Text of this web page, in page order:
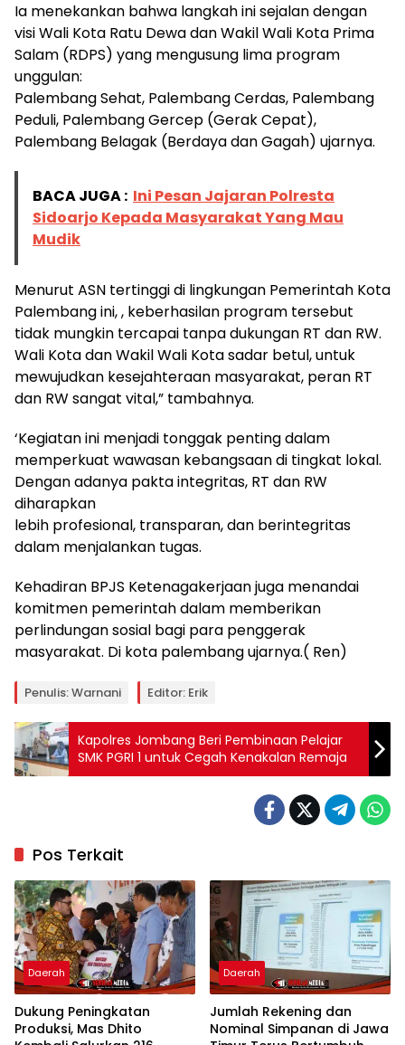
Ia menekankan bahwa langkah ini sejalan dengan
visi Wali Kota Ratu Dewa dan Wakil Wali Kota Prima
Salam (RDPS) yang mengusung lima program
unggulan:
Palembang Sehat, Palembang Cerdas, Palembang
Peduli, Palembang Gercep (Gerak Cepat),
Palembang Belagak (Berdaya dan Gagah) ujarnya.
BACA JUGA : Ini Pesan Jajaran Polresta
Sidoarjo Kepada Masyarakat Yang Mau
Mudik
Menurut ASN tertinggi di lingkungan Pemerintah Kota
Palembang ini, , keberhasilan program tersebut
tidak mungkin tercapai tanpa dukungan RT dan RW.
Wali Kota dan Wakil Wali Kota sadar betul, untuk
mewujudkan kesejahteraan masyarakat, peran RT
dan RW sangat vital,” tambahnya.
‘Kegiatan ini menjadi tonggak penting dalam
memperkuat wawasan kebangsaan di tingkat lokal.
Dengan adanya pakta integritas, RT dan RW
diharapkan
lebih profesional, transparan, dan berintegritas
dalam menjalankan tugas.
Kehadiran BPJS Ketenagakerjaan juga menandai
komitmen pemerintah dalam memberikan
perlindungan sosial bagi para penggerak
masyarakat. Di kota palembang ujarnya.( Ren)
Penulis: Warnani Editor: Erik
Kapolres Jombang Beri Pembinaan Pelajar
SMK PGRI 1 untuk Cegah Kenakalan Remaja
Pos Terkait
Daerah
Dukung Peningkatan
Produksi, Mas Dhito
Daerah
Jumlah Rekening dan
Nominal Simpanan di Jawa